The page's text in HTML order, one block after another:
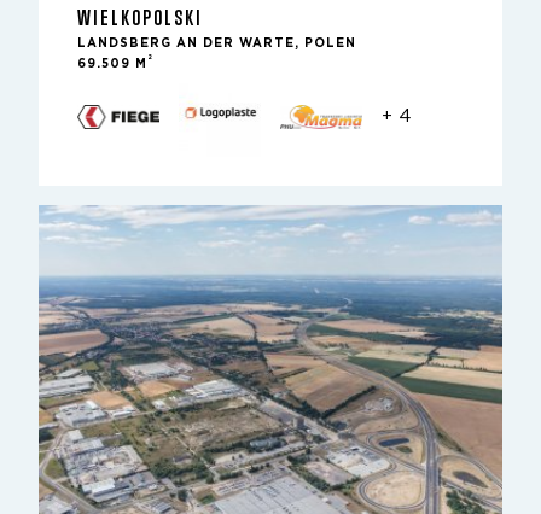
WIELKOPOLSKI
LANDSBERG AN DER WARTE, POLEN
69.509 M
2
+ 4